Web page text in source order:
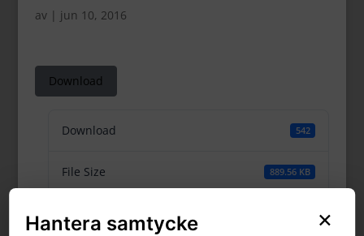
av | jun 10, 2016
Download
Download 542
File Size 889.56 KB
File Count ×
Hantera samtycke